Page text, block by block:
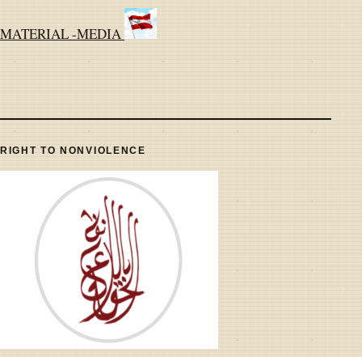
MATERIAL -MEDIA
RIGHT TO NONVIOLENCE